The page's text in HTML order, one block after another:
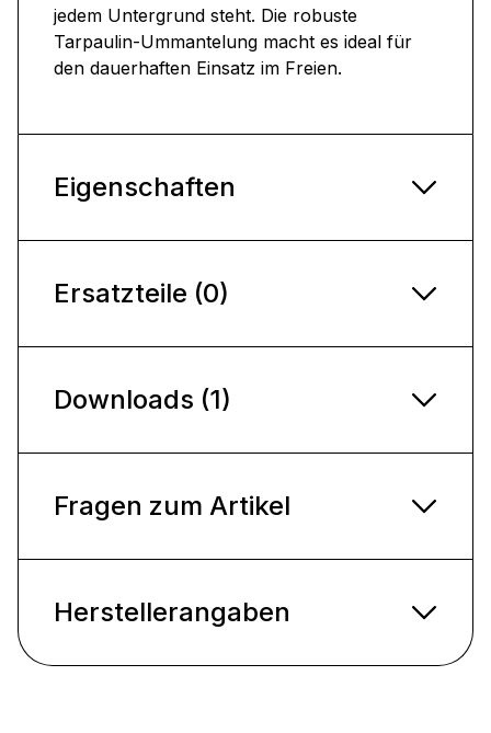
jedem Untergrund steht. Die robuste
Tarpaulin-Ummantelung macht es ideal für
den dauerhaften Einsatz im Freien.
Eigenschaften
Ersatzteile (0)
Downloads (1)
Fragen zum Artikel
Herstellerangaben